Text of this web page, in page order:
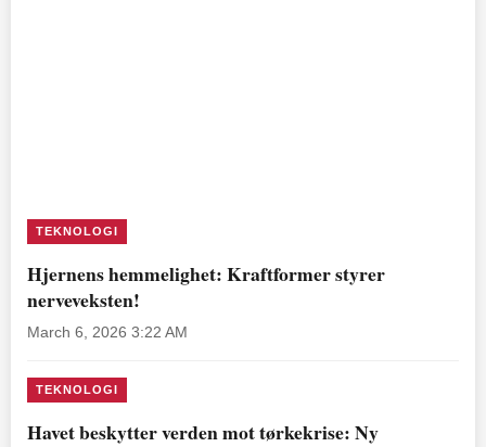
TEKNOLOGI
Hjernens hemmelighet: Kraftformer styrer
nerveveksten!
March 6, 2026 3:22 AM
TEKNOLOGI
Havet beskytter verden mot tørkekrise: Ny